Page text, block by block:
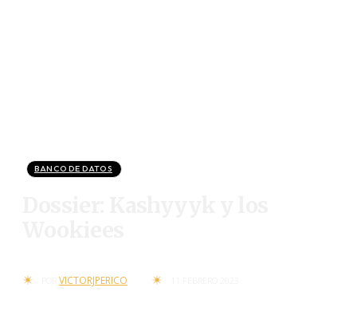
BANCO DE DATOS
VICTORJPERICO